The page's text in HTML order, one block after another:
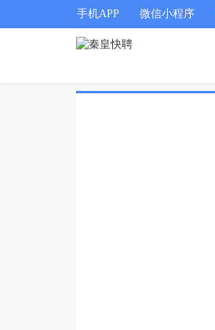
手机APP 微信小程序